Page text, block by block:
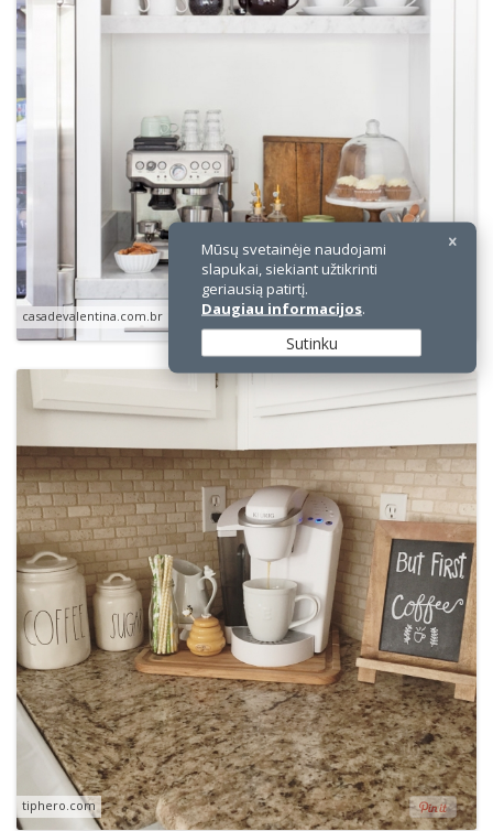
casadevalentina.com.br
tiphero.com
Mūsų svetainėje naudojami
slapukai, siekiant užtikrinti
geriausią patirtį.
Daugiau informacijos.
Sutinku